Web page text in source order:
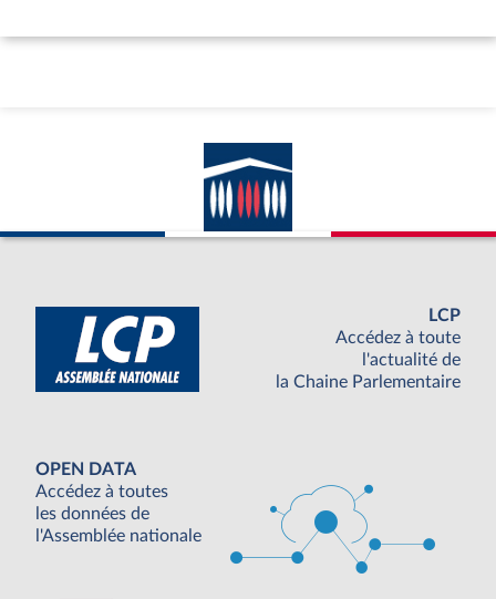
LCP
Accédez à toute
l'actualité de
la Chaine Parlementaire
OPEN DATA
Accédez à toutes
les données de
l'Assemblée nationale